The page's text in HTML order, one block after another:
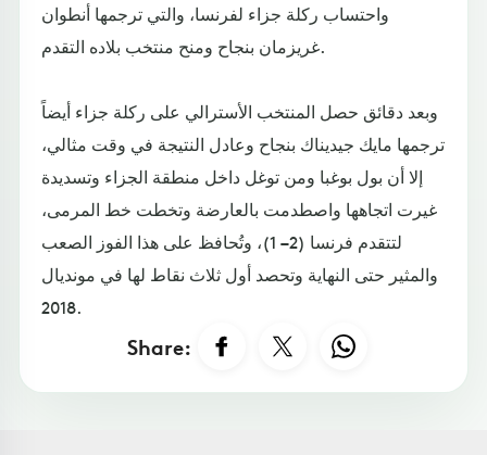
واحتساب ركلة جزاء لفرنسا، والتي ترجمها أنطوان
غريزمان بنجاح ومنح منتخب بلاده التقدم.
وبعد دقائق حصل المنتخب الأسترالي على ركلة جزاء أيضاً
ترجمها مايك جيديناك بنجاح وعادل النتيجة في وقت مثالي،
إلا أن بول بوغبا ومن توغل داخل منطقة الجزاء وتسديدة
غيرت اتجاهها واصطدمت بالعارضة وتخطت خط المرمى،
لتتقدم فرنسا (2 – 1)، وتُحافظ على هذا الفوز الصعب
والمثير حتى النهاية وتحصد أول ثلاث نقاط لها في مونديال
2018.
Share: